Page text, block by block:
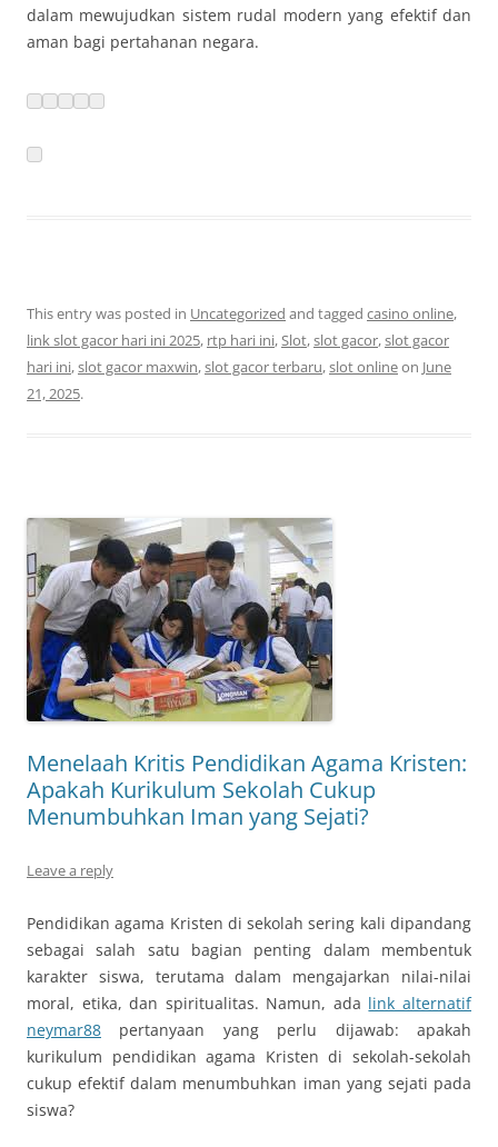
dalam mewujudkan sistem rudal modern yang efektif dan
aman bagi pertahanan negara.
This entry was posted in Uncategorized and tagged casino online,
link slot gacor hari ini 2025, rtp hari ini,Slot,slot gacor,slot gacor
hari ini,slot gacor maxwin,slot gacor terbaru,slot onlineon June
21, 2025.
Menelaah Kritis Pendidikan Agama Kristen:
Apakah Kurikulum Sekolah Cukup
Menumbuhkan Iman yang Sejati?
Leave a reply
Pendidikan agama Kristen di sekolah sering kali dipandang
sebagai salah satu bagian penting dalam membentuk
karakter siswa, terutama dalam mengajarkan nilai-nilai
moral, etika, dan spiritualitas. Namun, ada link alternatif
neymar88 pertanyaan yang perlu dijawab: apakah
kurikulum pendidikan agama Kristen di sekolah-sekolah
cukup efektif dalam menumbuhkan iman yang sejati pada
siswa?